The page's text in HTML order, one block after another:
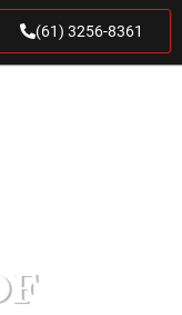
(61) 3256-8361